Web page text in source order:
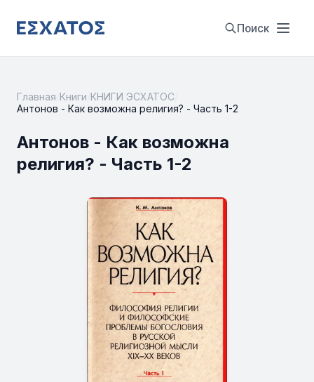
Поиск
Главная Книги КНИГИ ЭСХАТОС
Антонов - Как возможна религия? - Часть 1-2
Антонов - Как возможна
религия? - Часть 1-2